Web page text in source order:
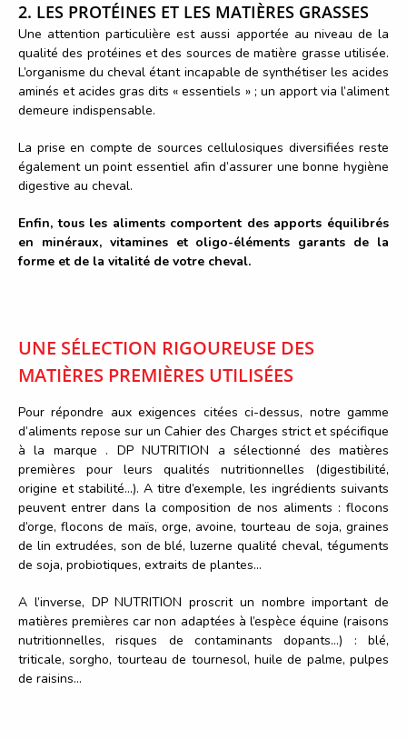
2. LES PROTÉINES ET LES MATIÈRES GRASSES
Une attention particulière est aussi apportée au niveau de la
qualité des protéines et des sources de matière grasse utilisée.
L’organisme du cheval étant incapable de synthétiser les acides
aminés et acides gras dits « essentiels » ; un apport via l’aliment
demeure indispensable.
La prise en compte de sources cellulosiques diversifiées reste
également un point essentiel afin d’assurer une bonne hygiène
digestive au cheval.
Enfin, tous les aliments comportent des apports équilibrés
en minéraux, vitamines et oligo-éléments garants de la
forme et de la vitalité de votre cheval.
UNE SÉLECTION RIGOUREUSE DES
MATIÈRES PREMIÈRES UTILISÉES
Pour répondre aux exigences citées ci-dessus, notre gamme
d’aliments repose sur un Cahier des Charges strict et spécifique
à la marque . DP NUTRITION a sélectionné des matières
premières pour leurs qualités nutritionnelles (digestibilité,
origine et stabilité…). A titre d’exemple, les ingrédients suivants
peuvent entrer dans la composition de nos aliments : flocons
d’orge, flocons de maïs, orge, avoine, tourteau de soja, graines
de lin extrudées, son de blé, luzerne qualité cheval, téguments
de soja, probiotiques, extraits de plantes…
A l’inverse, DP NUTRITION proscrit un nombre important de
matières premières car non adaptées à l’espèce équine (raisons
nutritionnelles, risques de contaminants dopants…) : blé,
triticale, sorgho, tourteau de tournesol, huile de palme, pulpes
de raisins…